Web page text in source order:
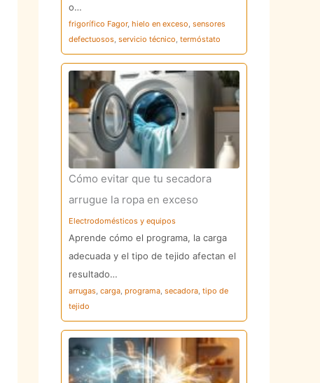
o…
frigorífico Fagor, hielo en exceso, sensores
defectuosos, servicio técnico, termóstato
Cómo evitar que tu secadora
arrugue la ropa en exceso
Electrodomésticos y equipos
Aprende cómo el programa, la carga
adecuada y el tipo de tejido afectan el
resultado…
arrugas, carga, programa, secadora, tipo de
tejido